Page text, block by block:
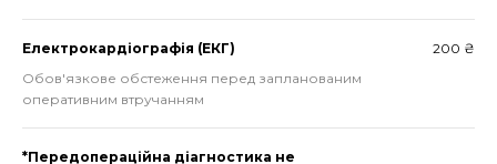
Електрокардіографія (ЕКГ)
200 ₴
Обов'язкове обстеження перед запланованим
оперативним втручанням
*Передопераційна діагностика не